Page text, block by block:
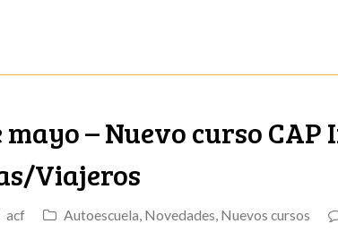
mayo – Nuevo curso CAP
Viajeros
acf Autoescuela, Novedades, Nuevos cursos